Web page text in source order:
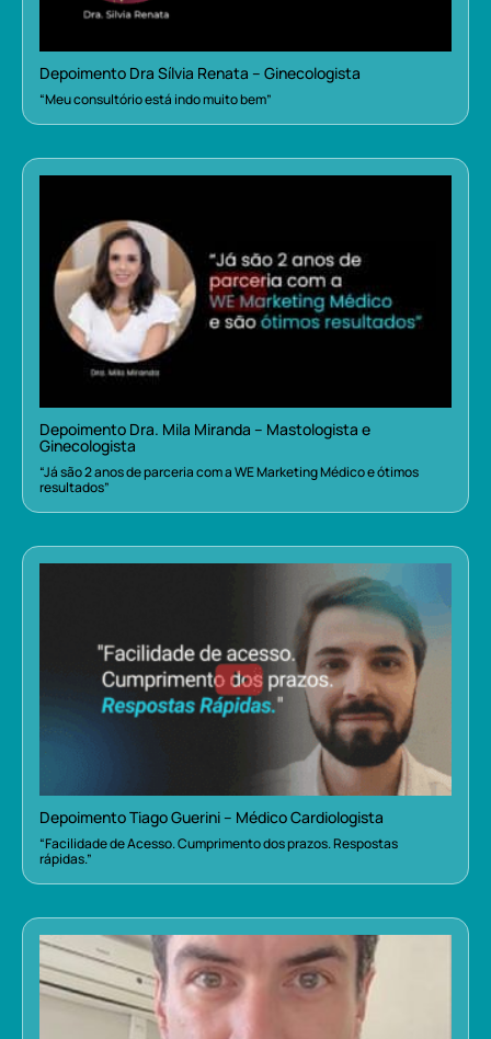
Depoimento Dra Sílvia Renata – Ginecologista
“Meu consultório está indo muito bem”
Depoimento Dra. Mila Miranda – Mastologista e
Ginecologista
“Já são 2 anos de parceria com a WE Marketing Médico e ótimos
resultados”
Depoimento Tiago Guerini – Médico Cardiologista
“Facilidade de Acesso. Cumprimento dos prazos. Respostas
rápidas.”